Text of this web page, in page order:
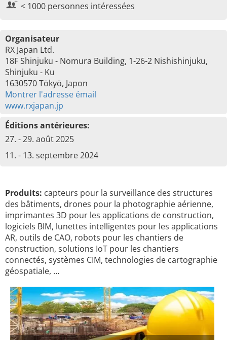
< 1000 personnes intéressées
Organisateur
RX Japan Ltd.
18F Shinjuku - Nomura Building, 1-26-2 Nishishinjuku,
Shinjuku - Ku
1630570 Tōkyō, Japon
Montrer l'adresse émail
www.rxjapan.jp
Éditions antérieures:
27. - 29. août 2025
11. - 13. septembre 2024
Produits: capteurs pour la surveillance des structures
des bâtiments, drones pour la photographie aérienne,
imprimantes 3D pour les applications de construction,
logiciels BIM, lunettes intelligentes pour les applications
AR, outils de CAO, robots pour les chantiers de
construction, solutions IoT pour les chantiers
connectés, systèmes CIM, technologies de cartographie
géospatiale, …